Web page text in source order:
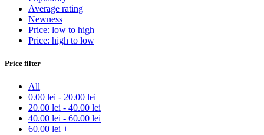
Average rating
Newness
Price: low to high
Price: high to low
Price filter
All
0.00 lei - 20.00 lei
20.00 lei - 40.00 lei
40.00 lei - 60.00 lei
60.00 lei +